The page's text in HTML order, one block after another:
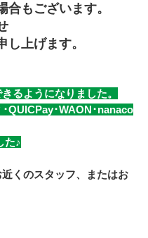
もございます。
し上げます。
るようになりました。
QUICPay･WAON･nanaco
た♪
くのスタッフ、またはお